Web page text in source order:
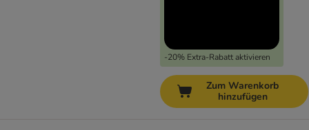
-20% Extra-Rabatt aktivieren
Zum Warenkorb
hinzufügen